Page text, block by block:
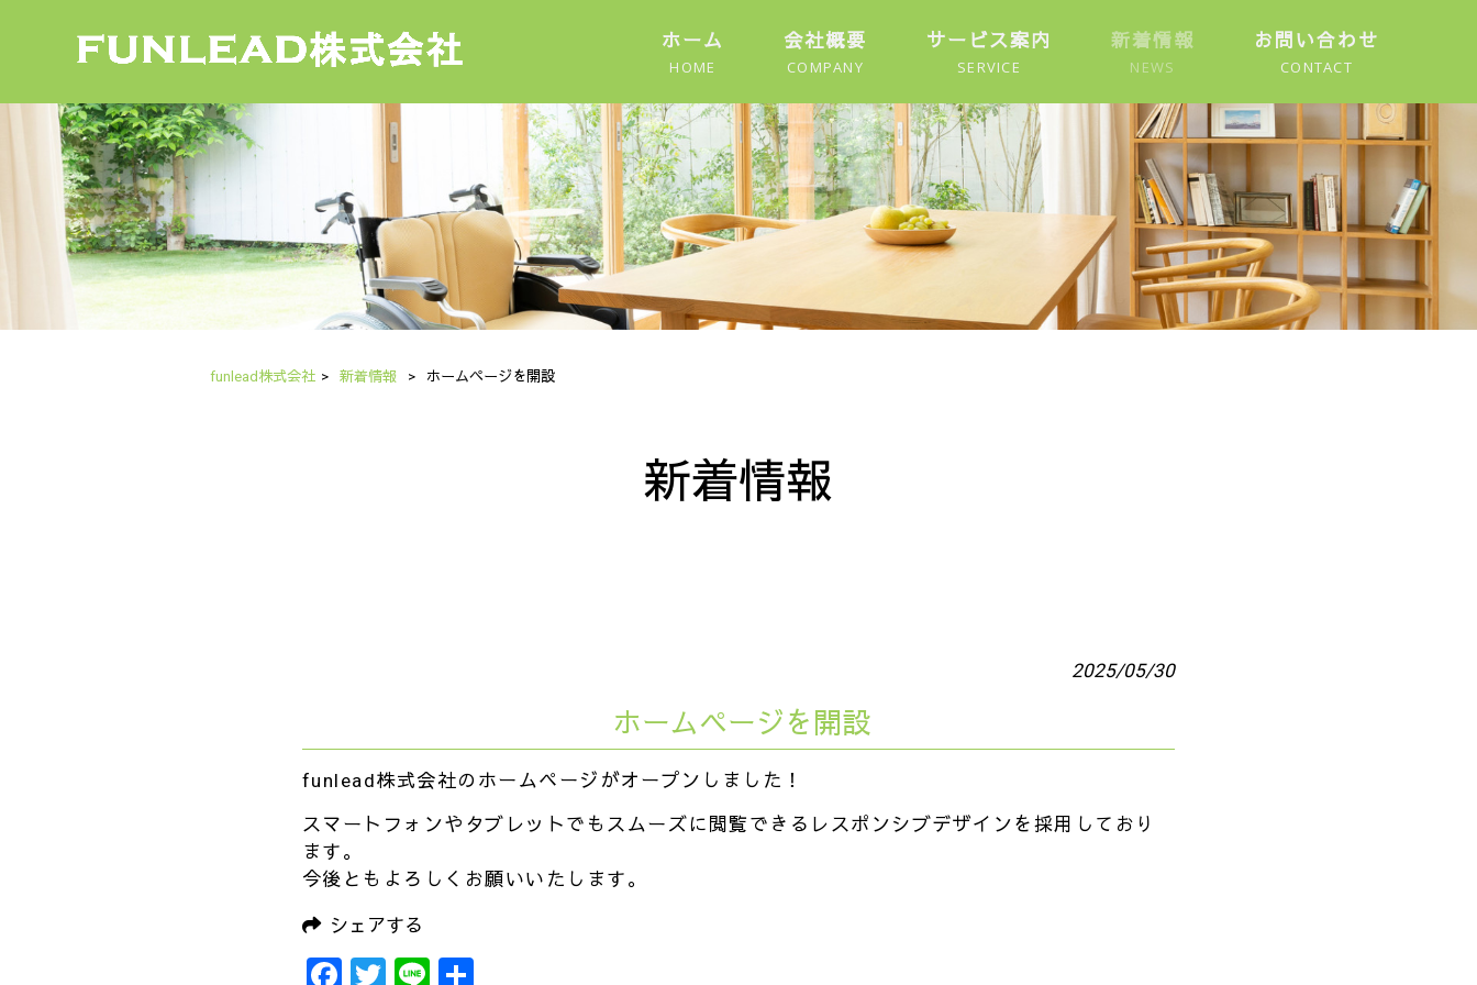
ホーム
HOME
会社概要
COMPANY
サービス案内
SERVICE
新着情報
NEWS
お問い合わせ
CONTACT
funlead株式会社 > 新着情報 > ホームページを開設
新着情報
2025/05/30
ホームページを開設
funlead株式会社のホームページがオープンしました！
スマートフォンやタブレットでもスムーズに閲覧できるレスポンシブデザインを採用しており
ます。
今後ともよろしくお願いいたします。
シェアする
Facebook
Twitter
Line